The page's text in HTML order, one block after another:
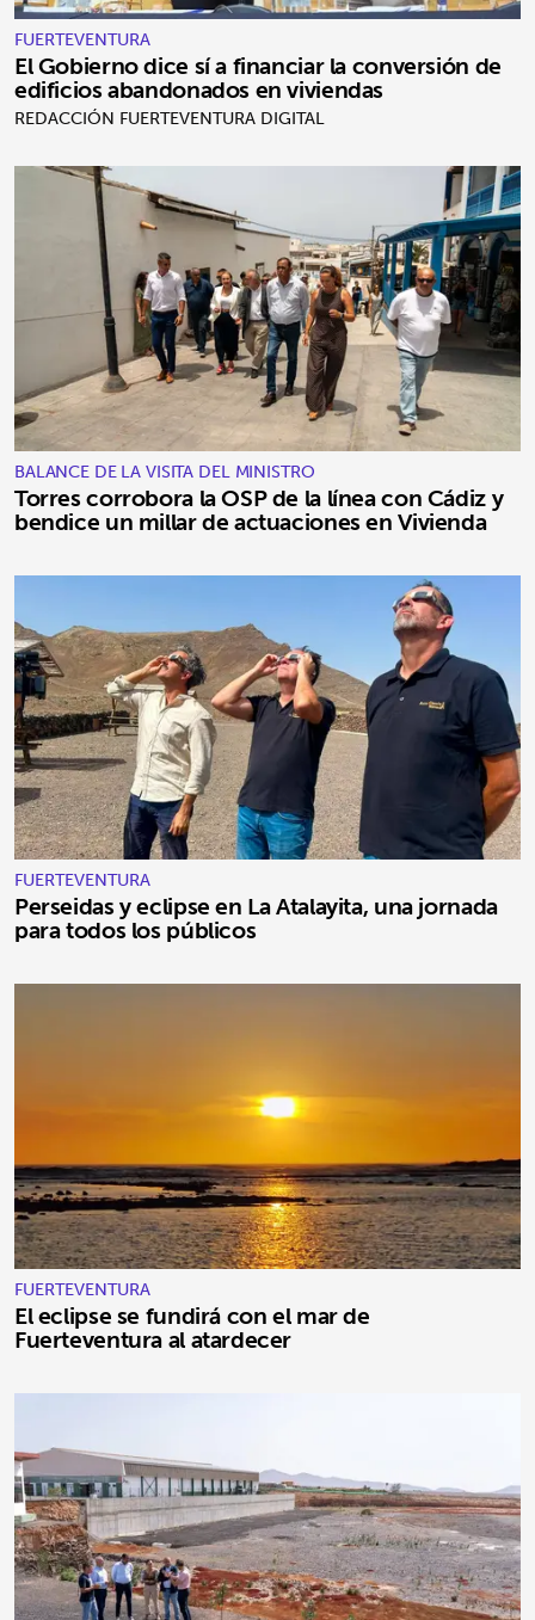
FUERTEVENTURA
El Gobierno dice sí a financiar la conversión de
edificios abandonados en viviendas
REDACCIÓN FUERTEVENTURA DIGITAL
BALANCE DE LA VISITA DEL MINISTRO
Torres corrobora la OSP de la línea con Cádiz y
bendice un millar de actuaciones en Vivienda
FUERTEVENTURA
Perseidas y eclipse en La Atalayita, una jornada
para todos los públicos
FUERTEVENTURA
El eclipse se fundirá con el mar de
Fuerteventura al atardecer